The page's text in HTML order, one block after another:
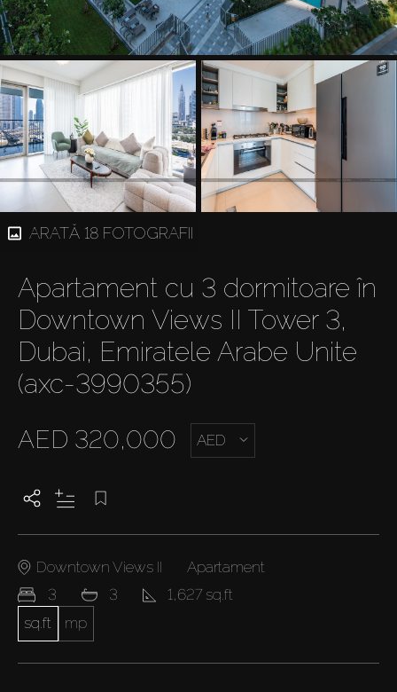
ARATĂ 18 FOTOGRAFII
Apartament cu 3 dormitoare în
Downtown Views II Tower 3,
Dubai, Emiratele Arabe Unite
(axc-3990355)
AED 320,000 AED
Downtown Views II
Apartament
3
3
1,627 sq.ft
sq.ft
mp